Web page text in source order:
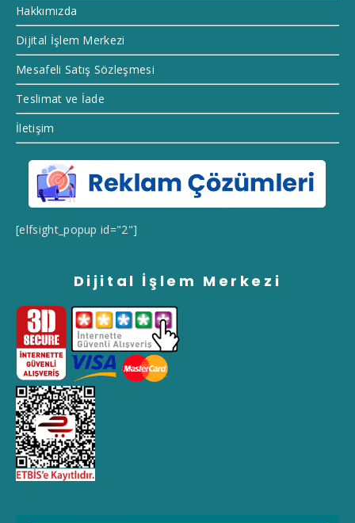
Hakkımızda
Dijital İşlem Merkezi
Mesafeli Satış Sözleşmesi
Teslimat ve İade
İletişim
[elfsight_popup id="2"]
Dijital İşlem Merkezi